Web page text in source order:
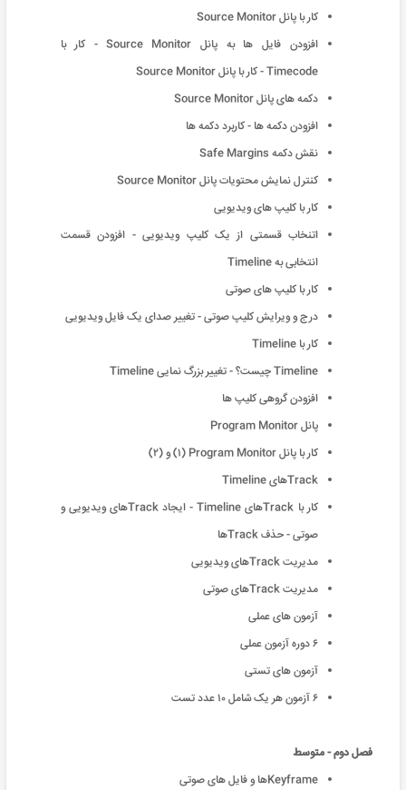
کار با پانل Source Monitor
افزودن فایل ها به پانل Source Monitor - کار با
Timecode - کار با پانل Source Monitor
دکمه های پانل Source Monitor
افزودن دکمه ها - کاربرد دکمه ها
نقش دکمه Safe Margins
کنترل نمایش محتویات پانل Source Monitor
کار با کلیپ های ویدیویی
اتنخاب قسمتی از یک کلیپ ویدیویی - افزودن قسمت
انتخابی به Timeline
کار با کلیپ های صوتی
درج و ویرایش کلیپ صوتی - تغییر صدای یک فایل ویدیویی
کار با Timeline
Timeline چیست؟ - تغییر بزرگ نمایی Timeline
افزودن گروهی کلیپ ها
پانل Program Monitor
کار با پانل Program Monitor (١) و (٢)
Trackهای Timeline
کار با Trackهای Timeline - ایجاد Trackهای ویدیویی و
صوتی - حذف Trackها
مدیریت Trackهای ویدیویی
مدیریت Trackهای صوتی
آزمون های عملی
۶ دوره آزمون عملی
آزمون های تستی
۶ آزمون هر یک شامل ١٠ عدد تست
فصل دوم - متوسط
Keyframeها و فایل های صوتی